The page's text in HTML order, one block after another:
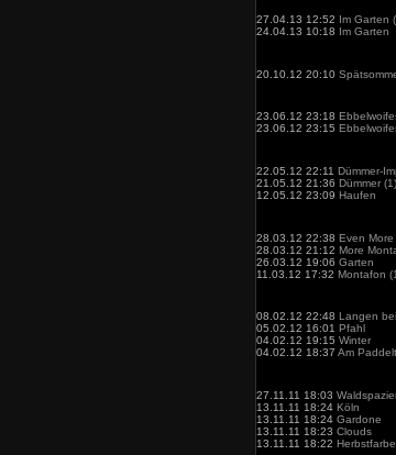
27.04.13 12:52 Im Garten
24.04.13 10:18 Im Garten
20.10.12 20:10
23.06.12 23:18
23.06.12 23:15
22.05.12 22:11 Dümmer-
21.05.12 21:36 Dümmer (1)
12.05.12 23:09 Haufen
28.03.12 22:38 Even
28.03.12 21:12 More
26.03.12 19:06 Garten
11.03.12 17:32 Montafon
08.02.12 22:48 Langen
05.02.12 16:01 Pfahl
04.02.12 19:15 Winter
04.02.12 18:37 Am
27.11.11 18:03
13.11.11 18:24 Köln
13.11.11 18:24 Gardone
13.11.11 18:23 Clouds
13.11.11 18:22